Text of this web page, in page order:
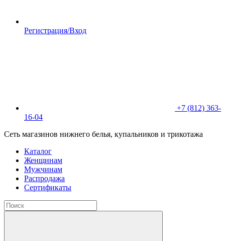
Регистрация/Вход
+7 (812) 363-
16-04
Сеть магазинов нижнего белья, купальников и трикотажа
Каталог
Женщинам
Мужчинам
Распродажа
Сертификаты